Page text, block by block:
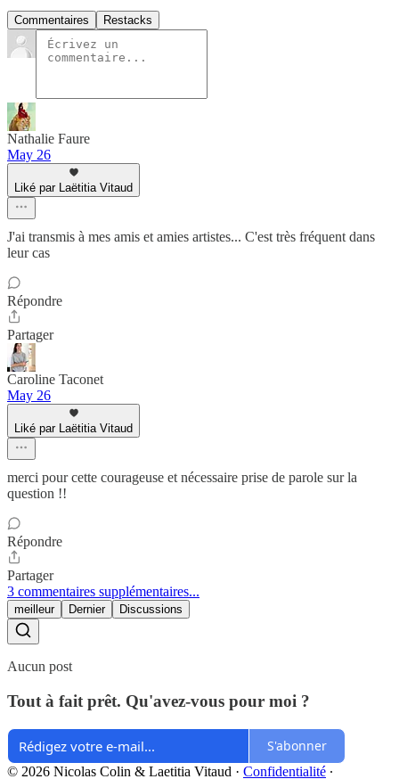
Commentaires Restacks
Nathalie Faure
May 26
Liké par Laëtitia Vitaud
J'ai transmis à mes amis et amies artistes... C'est très fréquent dans
leur cas
Répondre
Partager
Caroline Taconet
May 26
Liké par Laëtitia Vitaud
merci pour cette courageuse et nécessaire prise de parole sur la
question !!
Répondre
Partager
3 commentaires supplémentaires...
meilleur Dernier Discussions
Aucun post
Tout à fait prêt. Qu'avez-vous pour moi ?
S'abonner
© 2026 Nicolas Colin & Laetitia Vitaud · Confidentialité ∙